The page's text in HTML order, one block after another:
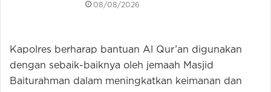
08/08/2026
Kapolres berharap bantuan Al Qur’an digunakan
dengan sebaik-baiknya oleh jemaah Masjid
Baiturahman dalam meningkatkan keimanan dan